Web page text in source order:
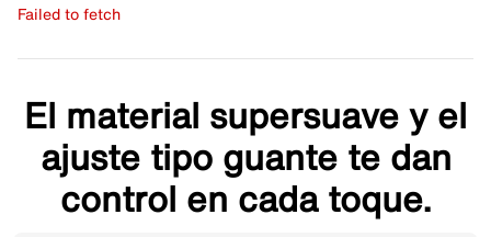
Failed to fetch
El material supersuave y el
ajuste tipo guante te dan
control en cada toque.